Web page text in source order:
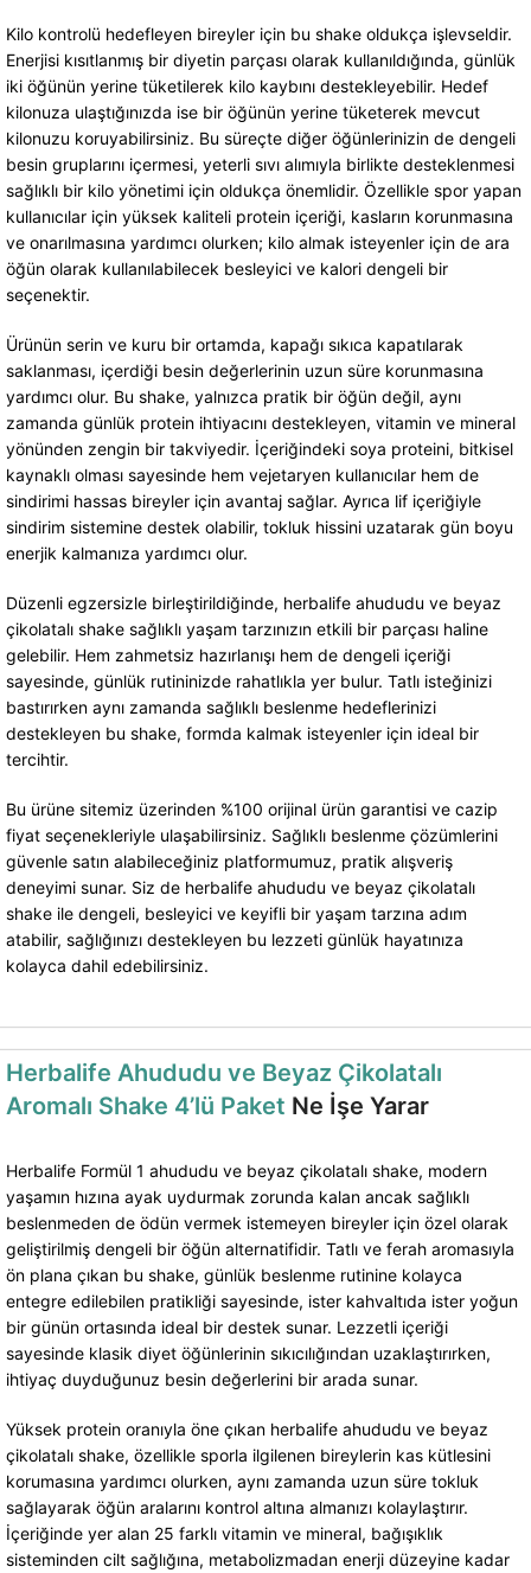
Kilo kontrolü hedefleyen bireyler için bu shake oldukça işlevseldir.
Enerjisi kısıtlanmış bir diyetin parçası olarak kullanıldığında, günlük
iki öğünün yerine tüketilerek kilo kaybını destekleyebilir. Hedef
kilonuza ulaştığınızda ise bir öğünün yerine tüketerek mevcut
kilonuzu koruyabilirsiniz. Bu süreçte diğer öğünlerinizin de dengeli
besin gruplarını içermesi, yeterli sıvı alımıyla birlikte desteklenmesi
sağlıklı bir kilo yönetimi için oldukça önemlidir. Özellikle spor yapan
kullanıcılar için yüksek kaliteli protein içeriği, kasların korunmasına
ve onarılmasına yardımcı olurken; kilo almak isteyenler için de ara
öğün olarak kullanılabilecek besleyici ve kalori dengeli bir
seçenektir.
Ürünün serin ve kuru bir ortamda, kapağı sıkıca kapatılarak
saklanması, içerdiği besin değerlerinin uzun süre korunmasına
yardımcı olur. Bu shake, yalnızca pratik bir öğün değil, aynı
zamanda günlük protein ihtiyacını destekleyen, vitamin ve mineral
yönünden zengin bir takviyedir. İçeriğindeki soya proteini, bitkisel
kaynaklı olması sayesinde hem vejetaryen kullanıcılar hem de
sindirimi hassas bireyler için avantaj sağlar. Ayrıca lif içeriğiyle
sindirim sistemine destek olabilir, tokluk hissini uzatarak gün boyu
enerjik kalmanıza yardımcı olur.
Düzenli egzersizle birleştirildiğinde, herbalife ahududu ve beyaz
çikolatalı shake sağlıklı yaşam tarzınızın etkili bir parçası haline
gelebilir. Hem zahmetsiz hazırlanışı hem de dengeli içeriği
sayesinde, günlük rutininizde rahatlıkla yer bulur. Tatlı isteğinizi
bastırırken aynı zamanda sağlıklı beslenme hedeflerinizi
destekleyen bu shake, formda kalmak isteyenler için ideal bir
tercihtir.
Bu ürüne sitemiz üzerinden %100 orijinal ürün garantisi ve cazip
fiyat seçenekleriyle ulaşabilirsiniz. Sağlıklı beslenme çözümlerini
güvenle satın alabileceğiniz platformumuz, pratik alışveriş
deneyimi sunar. Siz de herbalife ahududu ve beyaz çikolatalı
shake ile dengeli, besleyici ve keyifli bir yaşam tarzına adım
atabilir, sağlığınızı destekleyen bu lezzeti günlük hayatınıza
kolayca dahil edebilirsiniz.
Herbalife Ahududu ve Beyaz Çikolatalı
Aromalı Shake 4’lü Paket Ne İşe Yarar
Herbalife Formül 1 ahududu ve beyaz çikolatalı shake, modern
yaşamın hızına ayak uydurmak zorunda kalan ancak sağlıklı
beslenmeden de ödün vermek istemeyen bireyler için özel olarak
geliştirilmiş dengeli bir öğün alternatifidir. Tatlı ve ferah aromasıyla
ön plana çıkan bu shake, günlük beslenme rutinine kolayca
entegre edilebilen pratikliği sayesinde, ister kahvaltıda ister yoğun
bir günün ortasında ideal bir destek sunar. Lezzetli içeriği
sayesinde klasik diyet öğünlerinin sıkıcılığından uzaklaştırırken,
ihtiyaç duyduğunuz besin değerlerini bir arada sunar.
Yüksek protein oranıyla öne çıkan herbalife ahududu ve beyaz
çikolatalı shake, özellikle sporla ilgilenen bireylerin kas kütlesini
korumasına yardımcı olurken, aynı zamanda uzun süre tokluk
sağlayarak öğün aralarını kontrol altına almanızı kolaylaştırır.
İçeriğinde yer alan 25 farklı vitamin ve mineral, bağışıklık
sisteminden cilt sağlığına, metabolizmadan enerji düzeyine kadar